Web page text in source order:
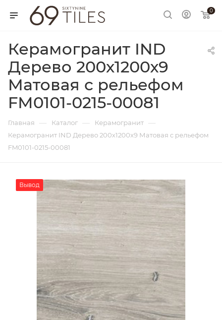
0
Керамогранит IND
Дерево 200х1200х9
Матовая с рельефом
FM0101-0215-00081
Главная — Каталог — Керамогранит —
Керамогранит IND Дерево 200х1200х9 Матовая с рельефом
FM0101-0215-00081
Вывод